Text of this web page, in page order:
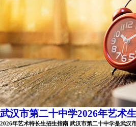
武汉市第二十中学2026年艺术
2026年艺术特长生招生指南 武汉市第二十中学是武汉